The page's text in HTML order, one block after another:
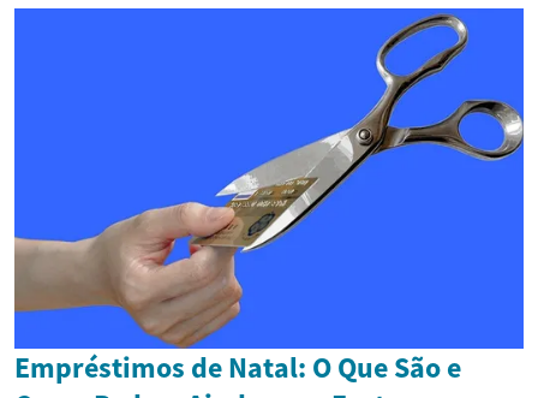
Empréstimos de Natal: O Que São e